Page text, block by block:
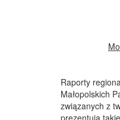
Raporty
Małopolskich
związanych z